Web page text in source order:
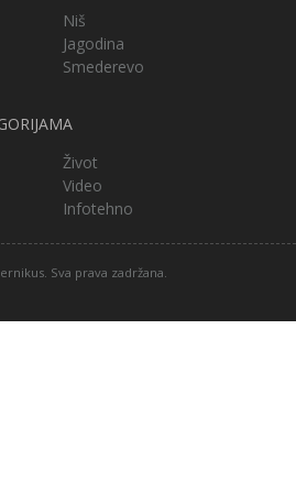
Niš
Jagodina
Smederevo
Život
Video
Infotehno
Sva prava zadržana.